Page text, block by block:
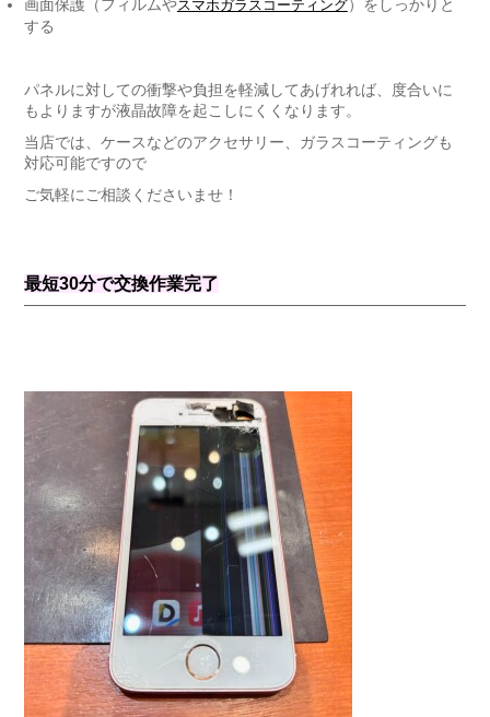
画面保護（フィルムやスマホガラスコーティング）をしっかりと
する
パネルに対しての衝撃や負担を軽減してあげれれば、度合いに
もよりますが液晶故障を起こしにくくなります。
当店では、ケースなどのアクセサリー、ガラスコーティングも
対応可能ですので
ご気軽にご相談くださいませ！
最短30分で交換作業完了